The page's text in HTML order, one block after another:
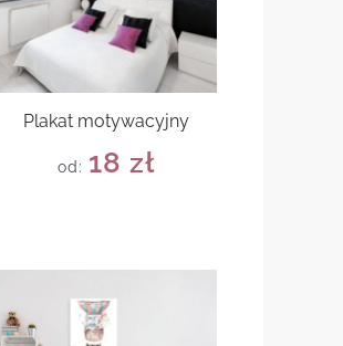
Plakat motywacyjny
od: 18zł